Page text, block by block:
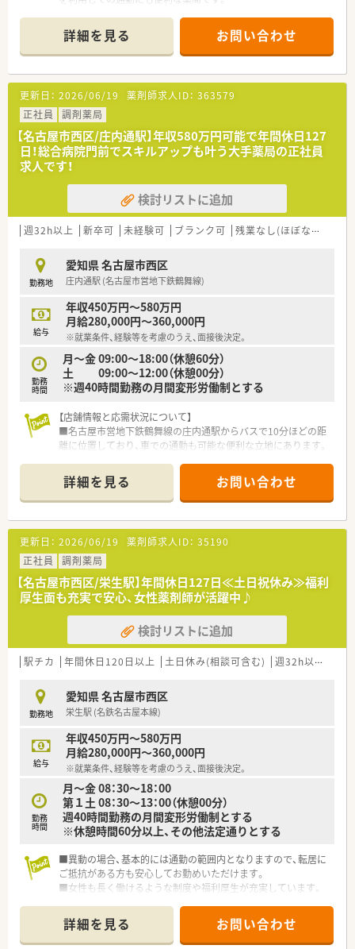
り、処方箋は1日30枚から40枚程度です。
■正社員2名とパート1名が在籍しており、常に2～3名体制で業
務を行うため、安心して働くことができます。
【募集背景と求める人物像について】
■将来の店舗運営を担っていただく、次世代の管理薬剤師候補を
育成するための募集となります。
■地域医療に貢献したいという意欲があり、将来的にマネジメン
トにも挑戦したいという方を求めています。
■在宅医療の分野に興味があり、専門的なスキルを身につけてキ
ャリアアップを目指したい方は大歓迎です。
【法人特徴について】
■名古屋市内を中心に5店舗の調剤薬局を展開しており、地域に
根差した医療サービスの提供を目指しています。
ーとの関係性も非常に良好です。
■今後も新規出店を計画しており、企業の成長と共に薬剤師とし
て活躍の場を広げていくことができます。
【こんな方にオススメ】
■将来的に管理薬剤師としてキャリアアップし、店舗運営に携わ
りながら高年収を目指したい方におすすめです。
■これからの時代に求められる在宅医療のスキルを身につけ、薬
剤師としての専門性を高めたい方に最適です。
■転勤の心配がない環境で、地域に密着しながら安定して長く働
詳細を見る お問い合わせ
更新日： 2026/06/19 薬剤師求人ID： 363579
正社員
調剤薬局
【名古屋市西区/庄内通駅】年収580万円可能で年間休日127
日！総合病院門前でスキルアップも叶う大手薬局の正社員
求人です！
検討リストに追加
週32h以上 新卒可 未経験可 ブランク可 残業なし(ほぼなし含む)
勤務地
愛知県 名古屋市西区
庄内通駅 (名古屋市営地下鉄鶴舞線)
給与
年収450万円～580万円
月給280,000円～360,000円
※就業条件、経験等を考慮のうえ、面接後決定。
勤務
時間
月～金 09:00～18:00（休憩60分）
土 09:00～12:00（休憩00分）
※週40時間勤務の月間変形労働制とする
【店舗情報と応需状況について】
■名古屋市営地下鉄鶴舞線の庄内通駅からバスで10分ほどの距
離に位置しており、車での通勤も可能な便利な立地にあります。
合科目の多種多様な処方箋を1日平均60枚ほど応需しています。
■薬剤師は常時4名から6名体制で稼働しているため、一人ひと
りの負担が少なく、協力し合いながらスムーズに業務を行える環
境です。
【募集背景と求める人物像について】
■今回は欠員補充による募集となっており、地域の皆様に愛され
る薬局を共に作り上げていただける正社員の方を急募していま
す。
■総合病院門前で多くの品目を扱うため、最新の薬学知識を積極
的に学び、薬剤師としての専門性を高めたい意欲ある方を求めて
■患者様一人ひとりの心に寄り添い、おもてなしの心を持って丁
寧な接遇を実践できるコミュニケーション能力の高い方を歓迎
【法人特徴について】
■中部圏において調剤報酬トップシェアを誇り、総合病院の門前
を中心に店舗を展開することで、質の高い医療サービスを提供し
ています。
■お客様に愛され信頼される薬局を企業理念に掲げ、創業以来、
時代の変化を先取りしたオンリーワンのサービスを追求し続け
ています。
■全店舗に調剤過誤防止システムを導入するなど、設備投資を惜
しまず、薬剤師が本来の業務に専念できる環境整備に注力してい
ます。
詳細を見る お問い合わせ
更新日： 2026/06/19 薬剤師求人ID： 35190
正社員
調剤薬局
【名古屋市西区/栄生駅】年間休日127日≪土日祝休み≫福利
厚生面も充実で安心、女性薬剤師が活躍中♪
検討リストに追加
駅チカ 年間休日120日以上 土日休み(相談可含む) 週32h以上
勤務地
愛知県 名古屋市西区
栄生駅 (名鉄名古屋本線)
給与
年収450万円～580万円
月給280,000円～360,000円
※就業条件、経験等を考慮のうえ、面接後決定。
勤務
時間
月～金 08：30～18：00
第１土 08：30～13：00（休憩00分）
週40時間勤務の月間変形労働制とする
※休憩時間60分以上、その他法定通りとする
■異動の場合、基本的には通勤の範囲内となりますので、転居に
ご抵抗がある方も安心してお勤めいただけます。
■女性も長く働けるような制度や福利厚生が充実しています。
の両立も可能です。
■調剤未経験・ブランクのある方も歓迎！研修制度がありますの
で安心です。
詳細を見る お問い合わせ